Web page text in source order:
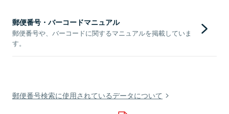
郵便番号・バーコードマニュアル
郵便番号や、バーコードに関するマニュアルを掲載していま
す。
郵便番号検索に使用されているデータについて